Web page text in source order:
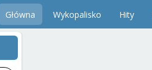
Główna Wykopalisko Hity